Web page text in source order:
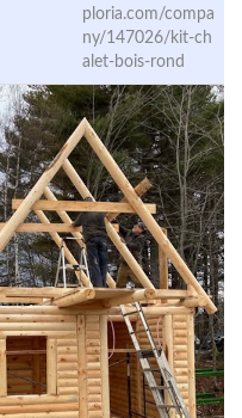
ploria.com/compa
ny/147026/kit-ch
alet-bois-rond